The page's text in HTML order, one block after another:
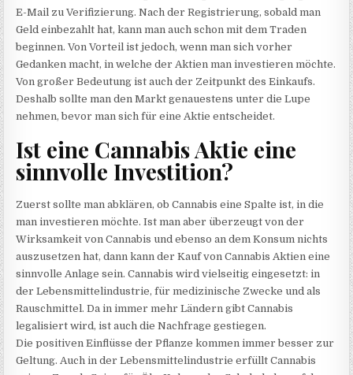
E-Mail zu Verifizierung. Nach der Registrierung, sobald man
Geld einbezahlt hat, kann man auch schon mit dem Traden
beginnen. Von Vorteil ist jedoch, wenn man sich vorher
Gedanken macht, in welche der Aktien man investieren möchte.
Von großer Bedeutung ist auch der Zeitpunkt des Einkaufs.
Deshalb sollte man den Markt genauestens unter die Lupe
nehmen, bevor man sich für eine Aktie entscheidet.
Ist eine Cannabis Aktie eine
sinnvolle Investition?
Zuerst sollte man abklären, ob Cannabis eine Spalte ist, in die
man investieren möchte. Ist man aber überzeugt von der
Wirksamkeit von Cannabis und ebenso an dem Konsum nichts
auszusetzen hat, dann kann der Kauf von Cannabis Aktien eine
sinnvolle Anlage sein. Cannabis wird vielseitig eingesetzt: in
der Lebensmittelindustrie, für medizinische Zwecke und als
Rauschmittel. Da in immer mehr Ländern gibt Cannabis
legalisiert wird, ist auch die Nachfrage gestiegen.
Die positiven Einflüsse der Pflanze kommen immer besser zur
Geltung. Auch in der Lebensmittelindustrie erfüllt Cannabis